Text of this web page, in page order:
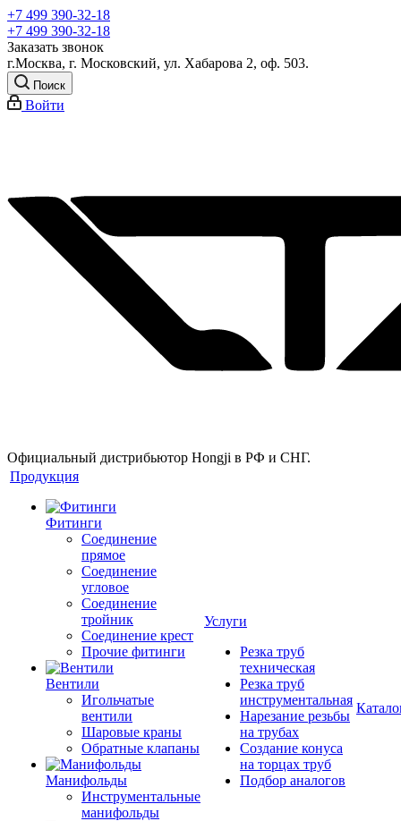
+7 499 390-32-18
+7 499 390-32-18
Заказать звонок
г.Москва, г. Московский, ул. Хабарова 2, оф. 503.
Поиск
Войти
Официальный дистрибьютор Hongji в РФ и СНГ.
Продукция
Фитинги
Соединение
прямое
Соединение
угловое
Соединение
тройник
Соединение крест
Прочие фитинги
Вентили
Игольчатые
вентили
Шаровые краны
Обратные клапаны
Манифольды
Инструментальные
манифольды
Услуги
Резка труб
техническая
Резка труб
инструментальная
Нарезание резьбы
на трубах
Создание конуса
на торцах труб
Подбор аналогов